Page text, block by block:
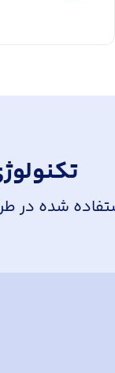
شده در